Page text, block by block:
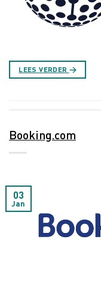
LEES VERDER →
Booking.com
03
Jan